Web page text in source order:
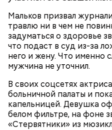
Мальков призвал
травлю ни в чем не
задуматься о здоровье
что подаст в суд из-за
него и жену. Что именно
мужчина не уточнил.
В своих соцсетях
больничной палаты и
капельницей. Девушка
белом фильтре, на фоне
«Стервятники» из
в
По его словам, молния
или просто погаснуть.
может и взорваться.
— Электричества нет. Но
секретарь партийной
выделил нам цветной
смогли посмотреть матч,